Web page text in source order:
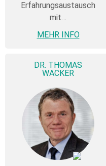
Erfahrungsaustausch
mit…
MEHR INFO
DR. THOMAS
WACKER